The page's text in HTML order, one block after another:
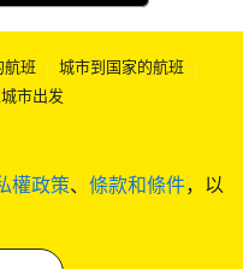
權政策、 條款和條件，以
航班 | 城市到国家的航班 |
市出发